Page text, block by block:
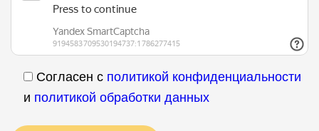
Согласен с политикой конфиденциальности
и политикой обработки данных